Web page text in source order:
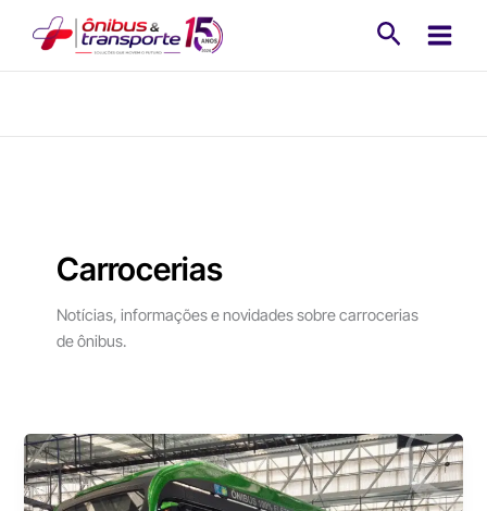
Carrocerias
Notícias, informações e novidades sobre carrocerias
de ônibus.